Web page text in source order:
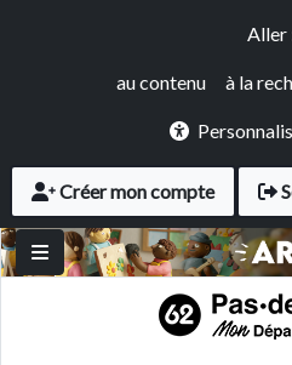
Aller
au contenu à la
User account menu
Créer mon compte